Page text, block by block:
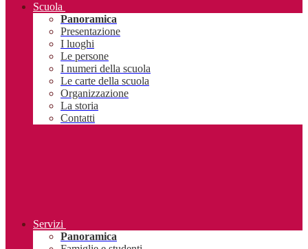
Scuola
Panoramica
Presentazione
I luoghi
Le persone
I numeri della scuola
Le carte della scuola
Organizzazione
La storia
Contatti
Servizi
Panoramica